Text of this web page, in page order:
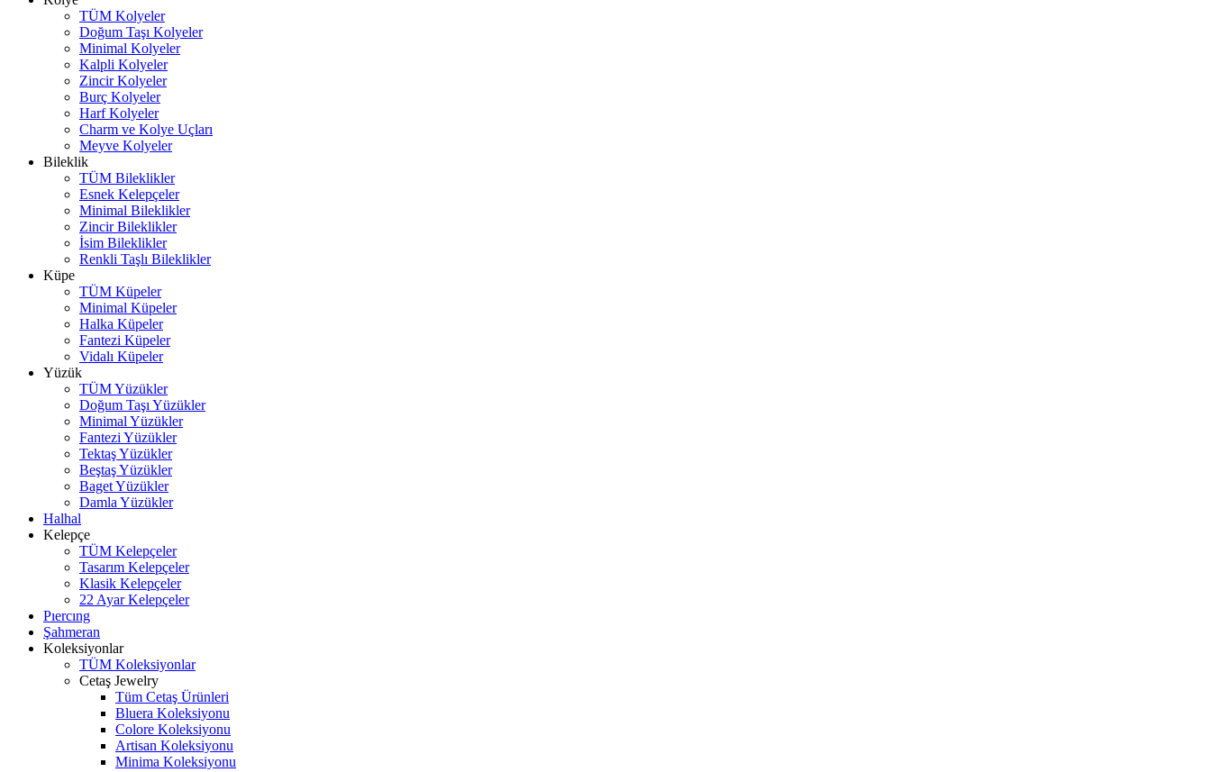
TÜM Kolyeler
Doğum Taşı Kolyeler
Minimal Kolyeler
Kalpli Kolyeler
Zincir Kolyeler
Burç Kolyeler
Harf Kolyeler
Charm ve Kolye Uçları
Meyve Kolyeler
Bileklik
TÜM Bileklikler
Esnek Kelepçeler
Minimal Bileklikler
Zincir Bileklikler
İsim Bileklikler
Renkli Taşlı Bileklikler
Küpe
TÜM Küpeler
Minimal Küpeler
Halka Küpeler
Fantezi Küpeler
Vidalı Küpeler
Yüzük
TÜM Yüzükler
Doğum Taşı Yüzükler
Minimal Yüzükler
Fantezi Yüzükler
Tektaş Yüzükler
Beştaş Yüzükler
Baget Yüzükler
Damla Yüzükler
Halhal
Kelepçe
TÜM Kelepçeler
Tasarım Kelepçeler
Klasik Kelepçeler
22 Ayar Kelepçeler
Pıercıng
Şahmeran
Koleksiyonlar
TÜM Koleksiyonlar
Cetaş Jewelry
Tüm Cetaş Ürünleri
Bluera Koleksiyonu
Colore Koleksiyonu
Artisan Koleksiyonu
Minima Koleksiyonu